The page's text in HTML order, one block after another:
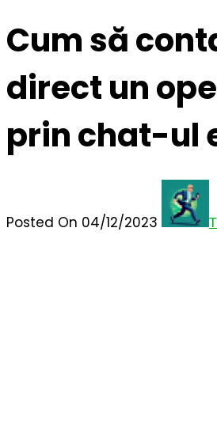
Cum să
direct un
prin chat-ul
Posted On 04/12/2023